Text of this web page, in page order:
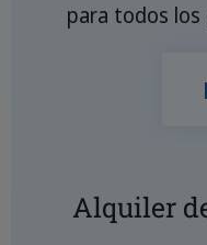
para todos
Alquiler